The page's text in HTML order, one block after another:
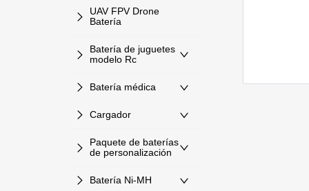
UAV FPV Drone
Batería
Batería de juguetes
modelo Rc
Batería médica
Cargador
Paquete de baterías
de personalización
Batería Ni-MH